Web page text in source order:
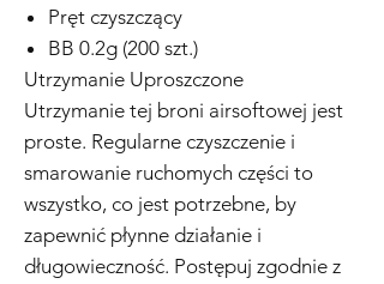
Pręt czyszczący
BB 0.2g (200 szt.)
Utrzymanie Uproszczone
Utrzymanie tej broni airsoftowej jest
proste. Regularne czyszczenie i
smarowanie ruchomych części to
wszystko, co jest potrzebne, by
zapewnić płynne działanie i
długowieczność. Postępuj zgodnie z